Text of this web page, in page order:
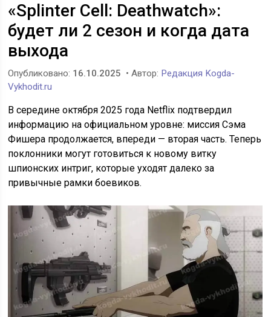
«Splinter Cell: Deathwatch»:
будет ли 2 сезон и когда дата
выхода
Опубликовано: 16.10.2025 • Автор: Редакция Kogda-
Vykhodit.ru
В середине октября 2025 года Netflix подтвердил
информацию на официальном уровне: миссия Сэма
Фишера продолжается, впереди — вторая часть. Теперь
поклонники могут готовиться к новому витку
шпионских интриг, которые уходят далеко за
привычные рамки боевиков.